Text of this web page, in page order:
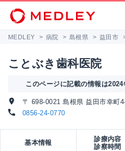
MEDLEY > 病院 > 島根県 > 益田市
ことぶき歯科医院
このページに記載の情報は2024
〒 698-0021 島根県 益田市幸町
0856-24-0770
基本情報
診療内容
診察時間